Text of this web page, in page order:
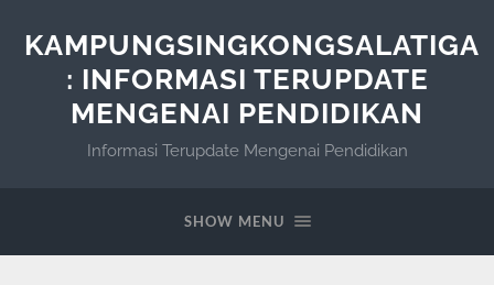
KAMPUNGSINGKONGSALATIGA
: INFORMASI TERUPDATE
MENGENAI PENDIDIKAN
Informasi Terupdate Mengenai Pendidikan
SHOW MENU